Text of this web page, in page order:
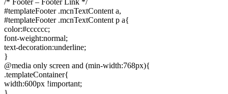
#templateFooter .mcnTextContent a,
#templateFooter .mcnTextContent p a{
color:#cccccc;
font-weight:normal;
text-decoration:underline;
}
@media only screen and (min-width:768px){
.templateContainer{
width:600px !important;